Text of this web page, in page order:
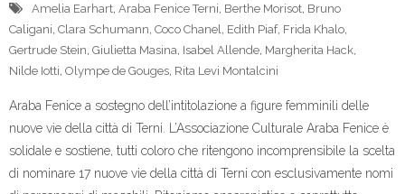
Amelia Earhart Araba Fenice Terni Berthe Morisot Bruno
Caligani Clara Schumann Coco Chanel Edith Piaf, Frida Khalo
Gertrude Stein Giulietta Masina Isabel Allende Margherita Hack
Nilde Iotti Olympe de Gouges Rita Levi Montalcini
Araba Fenice a sostegno dell’intitolazione a figure femminili delle
nuove vie della città di Terni. L’Associazione Culturale Araba Fenice è
solidale e sostiene, tutti coloro che ritengono incomprensibile la scelta
di nominare 17 nuove vie della città di Terni con esclusivamente nomi